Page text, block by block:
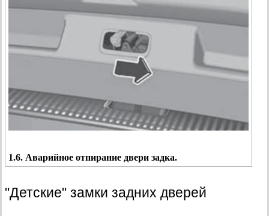
1.6. Аварийное отпирание двери задка.
"Детские" замки задних дверей